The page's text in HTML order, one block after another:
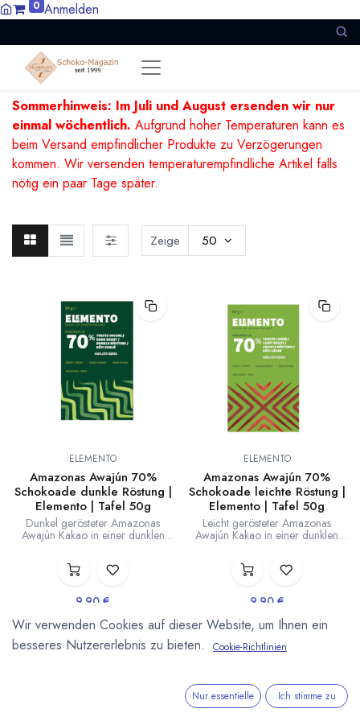
0 Anmelden
Sommerhinweis: Im Juli und August ersenden wir nur
einmal wöchentlich. Aufgrund hoher Temperaturen kann es
beim Versand empfindlicher Produkte zu Verzögerungen
kommen. Wir versenden temperaturempfindliche Artikel falls
nötig ein paar Tage später.
Zeige 50
ELEMENTO
Amazonas Awajún 70%
Schokoade dunkle Röstung |
Elemento | Tafel 50g
Dunkel gerösteter Amazonas
Awajún Kakao in einer dunklen
Schokolade mit 70% Kakaoanteil.
International Chocolate Awards
Elemento in Peru. 50g Tafel.
Direct Trade - Single Origin -
Bean to Bar
9,90 €
Lieferzeit: sofort lieferbar
(198,00€/1 kg)
ELEMENTO
Amazonas Awajún 70%
Schokoade leichte Röstung |
Elemento | Tafel 50g
Leicht gerösteter Amazonas
Awajún Kakao in einer dunklen
Schokolade mit 70% Kakaoanteil.
International Chocolate Awards
Peru. 50g Tafel.
Direct Trade - Single Origin -
Bean to Bar
9,90€
Lieferzeit: sofort lieferbar
(
198,00€ /
Wir verwenden Cookies auf dieser Website, um Ihnen ein
besseres Nutzererlebnis zu bieten.
Cookie-Richtlinien
Nur essentielle Ich stimme zu